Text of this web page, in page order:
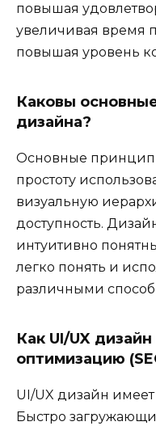
повышая
увеличивая время
повышая уровень
Каковы
дизайна?
Основные
простоту
визуальную
доступность.
интуитивно
легко понять и
различными
Как UI/UX
оптимизацию
UI/UX дизайн
Быстро